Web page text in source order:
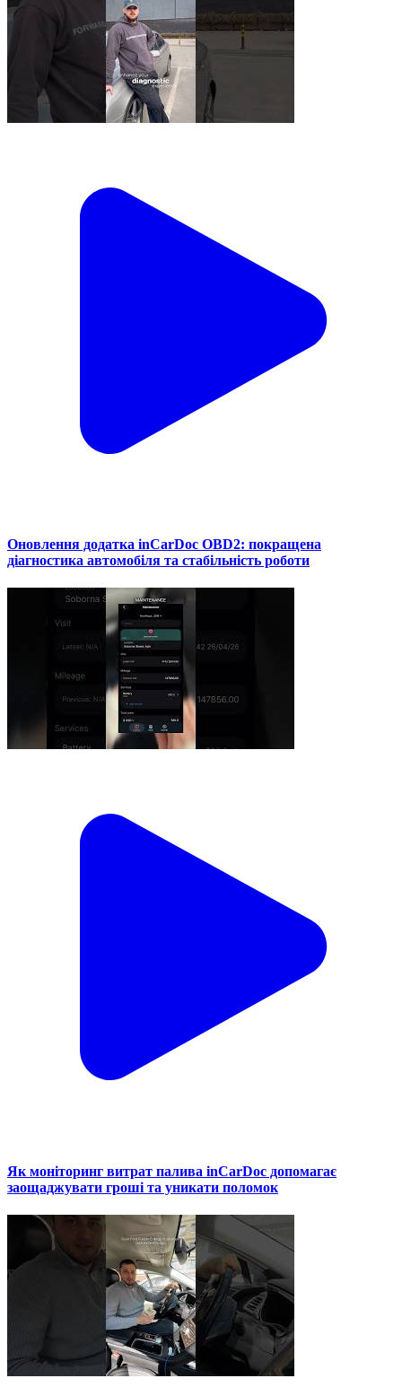
Оновлення додатка inCarDoc OBD2: покращена
діагностика автомобіля та стабільність роботи
Як моніторинг витрат палива inCarDoc допомагає
заощаджувати гроші та уникати поломок